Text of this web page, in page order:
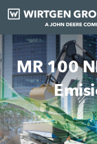
MR 100